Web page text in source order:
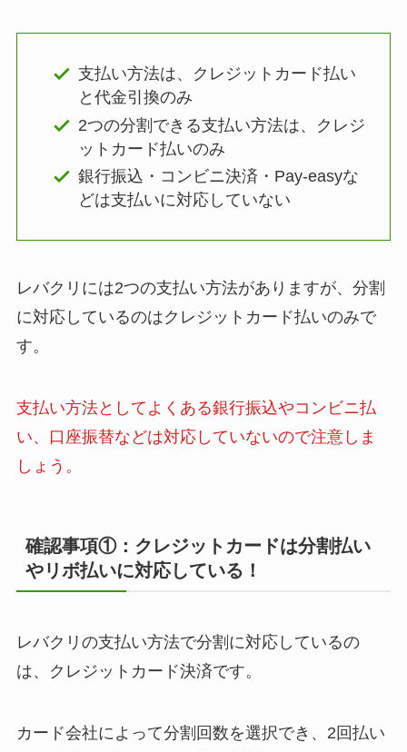
支払い方法は、クレジットカード払い
と代金引換のみ
2つの分割できる支払い方法は、クレジ
ットカード払いのみ
銀行振込・コンビニ決済・Pay-easyな
どは支払いに対応していない
レバクリには2つの支払い方法がありますが、分割
に対応しているのはクレジットカード払いのみで
す。
支払い方法としてよくある銀行振込やコンビニ払
い、口座振替などは対応していないので注意しま
しょう。
確認事項①：クレジットカードは分割払い
やリボ払いに対応している！
レバクリの支払い方法で分割に対応しているの
は、クレジットカード決済です。
カード会社によって分割回数を選択でき、2回払い